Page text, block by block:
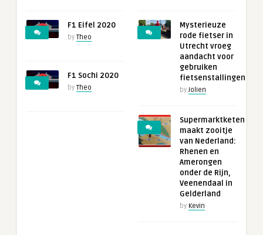
F1 Eifel 2020
by Theo
F1 Sochi 2020
by Theo
Mysterieuze
rode fietser in
Utrecht vroeg
aandacht voor
gebruiken
fietsenstallingen
byJolien
Supermarktketen
maakt zooitje
van Nederland:
Rhenen en
Amerongen
onder de Rijn,
Veenendaal in
Gelderland
by Kevin